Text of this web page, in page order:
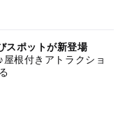
スポットが新登場
根付きアトラクショ